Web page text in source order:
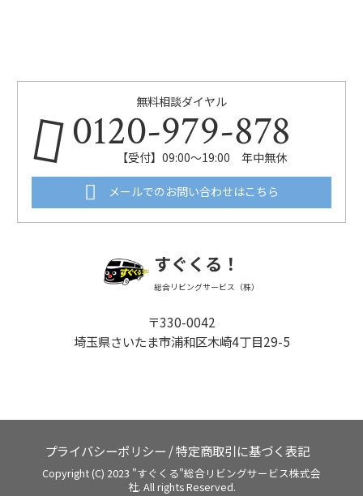
無料相談ダイヤル
0120-979-878
【受付】09:00～19:00 年中無休
メールでのお問い合わせはこちら
すぐくる！
総合リビングサービス（株）
〒330-0042
埼玉県さいたま市浦和区木崎4丁目29-5
プライバシーポリシー /特定商取引に基づく表記
Copyright (C) 2023 "すぐくる"総合リビングサービス株式会
社. All rights Reserved.